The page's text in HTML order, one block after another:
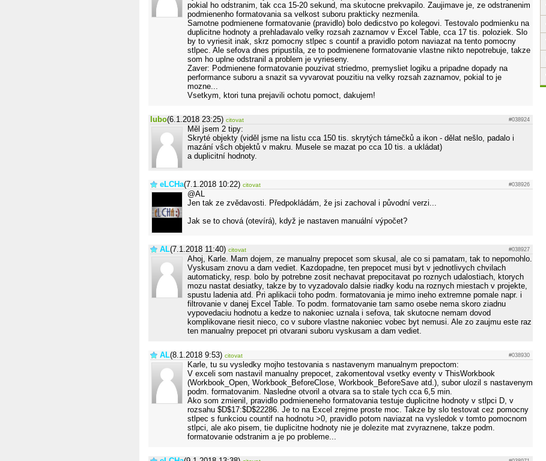
pokial ho odstranim, tak cca 15-20 sekund, ma skutocne prekvapilo. Zaujimave je, ze odstranenim
podmienenho formatovania sa velkost suboru prakticky nezmenila.
Samotne podmienene formatovanie (pravidlo) bolo dedicstvo po kolegovi. Testovalo podmienku na
duplicitne hodnoty a prehladavalo velky rozsah zaznamov v Excel Table, cca 17 tis. poloziek. Slo
by to vyriesit inak, skrz pomocny stlpec s countif a pravidlo potom naviazat na tento pomocny
stlpec. Ale sefova dnes pripustila, ze to podmienene formatovanie vlastne nikto nepotrebuje, takze
som ho uplne odstranil a problem je vyrieseny.
Zaver: Podmienene formatovanie pouzivat striedmo, premysliet logiku a pripadne dopady na
performance suboru a snazit sa vyvarovat pouzitiu na velky rozsah zaznamov, pokial to je
mozne...
Vsetkym, ktori tuna prejavili ochotu pomoct, dakujem!
lubo(6.1.2018 23:25) citovat #038924
Měl jsem 2 tipy:
Skryté objekty (viděl jsme na listu cca 150 tis. skrytých támečků a ikon - dělat nešlo, padalo i
mazání všch objektů v makru. Musele se mazat po cca 10 tis. a ukládat)
a duplicitní hodnoty.
eLCHa(7.1.2018 10:22) citovat #038926
@AL
Jen tak ze zvědavosti. Předpokládám, že jsi zachoval i původní verzi...
Jak se to chová (otevírá), když je nastaven manuální výpočet?
AL(7.1.2018 11:40) citovat #038927
Ahoj, Karle. Mam dojem, ze manualny prepocet som skusal, ale co si pamatam, tak to nepomohlo.
Vyskusam znovu a dam vediet. Kazdopadne, ten prepocet musi byt v jednotlivych chvilach
automaticky, resp. bolo by potrebne zosit nechavat prepocitavat po roznych udalostiach, ktorych
mozu nastat desiatky, takze by to vyzadovalo dalsie riadky kodu na roznych miestach v projekte,
spustu ladenia atd. Pri aplikacii toho podm. formatovania je mimo ineho extremne pomale napr. i
filtrovanie v danej Excel Table. To podm. formatovanie tam samo osebe nema skoro ziadnu
vypovedaciu hodnotu a kedze to nakoniec uznala i sefova, tak skutocne nemam dovod
komplikovane riesit nieco, co v subore vlastne nakoniec vobec byt nemusi. Ale zo zaujmu este raz
ten manualny prepocet pri otvarani suboru vyskusam a dam vediet.
AL(8.1.2018 9:53) citovat #038930
Karle, tu su vysledky mojho testovania s nastavenym manualnym prepoctom:
V exceli som nastavil manualny prepocet, zakomentoval vsetky eventy v ThisWorkbook
(Workbook_Open, Workbook_BeforeClose, Workbook_BeforeSave atd.), subor ulozil s nastavenym
podm. formatovanim. Nasledne otvoril a otvara sa to stale tych cca 6,5 min.
Ako som zmienil, pravidlo podmieneneho formatovania testuje duplicitne hodnoty v stlpci D, v
rozsahu $D$17:$D$22286. Je to na Excel zrejme proste moc. Takze by slo testovat cez pomocny
stlpec s funkciou countif na hodnotu >0, pravidlo potom naviazat na vysledok v tomto pomocnom
stlpci, ale ako pisem, tie duplicitne hodnoty nie je dolezite mat zvyraznene, takze podm.
formatovanie odstranim a je po probleme...